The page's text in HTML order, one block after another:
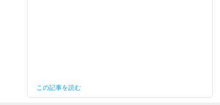
この記事を読む